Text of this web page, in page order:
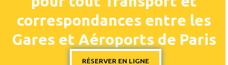
correspondances entre les
Gares et Aéroports de Paris
RÉSERVER EN LIGNE